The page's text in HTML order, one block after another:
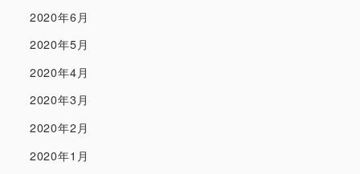
2020年6月
2020年5月
2020年4月
2020年3月
2020年2月
2020年1月